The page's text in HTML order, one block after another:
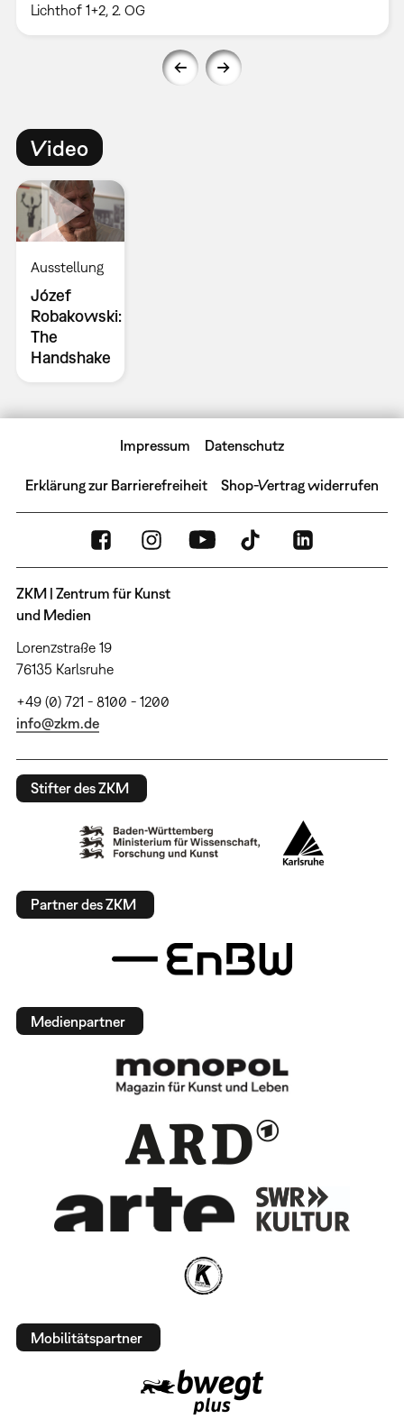
Lichthof 1+2, 2. OG
Video
Ausstellung
Józef
Robakowski:
The
Handshake
Impressum Datenschutz
Erklärung zur Barrierefreiheit Shop-Vertrag widerrufen
ZKM | Zentrum für Kunst
und Medien
Lorenzstraße 19
76135 Karlsruhe
+49 (0) 721 - 8100 - 1200
info@zkm.de
Stifter des ZKM
Partner des ZKM
Medienpartner
Mobilitätspartner